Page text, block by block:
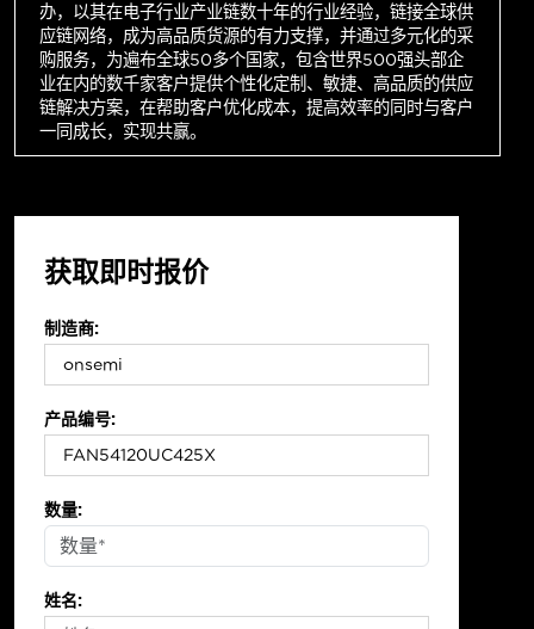
办，以其在电子行业产业链数十年的行业经验，链接全球供
应链网络，成为高品质货源的有力支撑，并通过多元化的采
购服务，为遍布全球50多个国家，包含世界500强头部企
业在内的数千家客户提供个性化定制、敏捷、高品质的供应
链解决方案，在帮助客户优化成本，提高效率的同时与客户
一同成长，实现共赢。
获取即时报价
制造商:
产品编号:
数量:
姓名: